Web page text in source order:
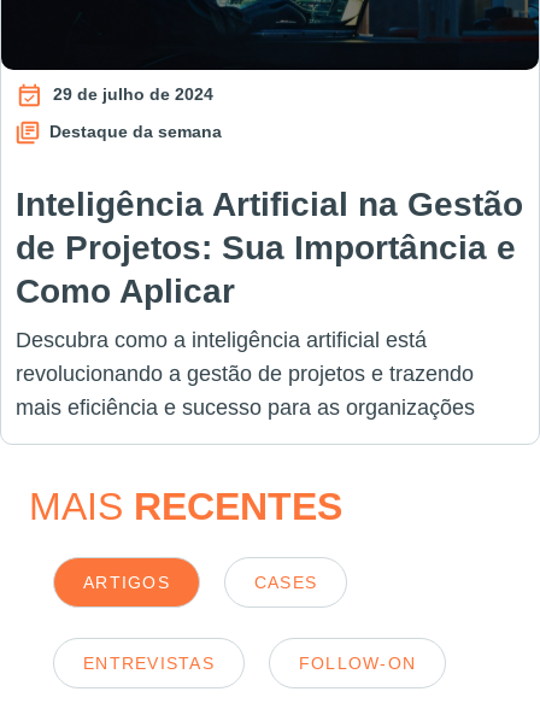
29 de julho de 2024
Destaque da semana
Inteligência Artificial na Gestão
de Projetos: Sua Importância e
Como Aplicar
Descubra como a inteligência artificial está
revolucionando a gestão de projetos e trazendo
mais eficiência e sucesso para as organizações
MAIS RECENTES
ARTIGOS CASES
ENTREVISTAS FOLLOW-ON